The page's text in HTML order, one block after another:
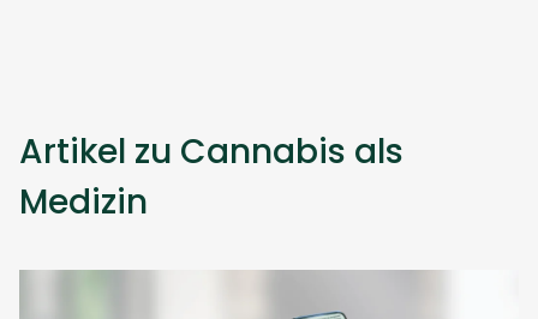
Artikel zu Cannabis als
Medizin